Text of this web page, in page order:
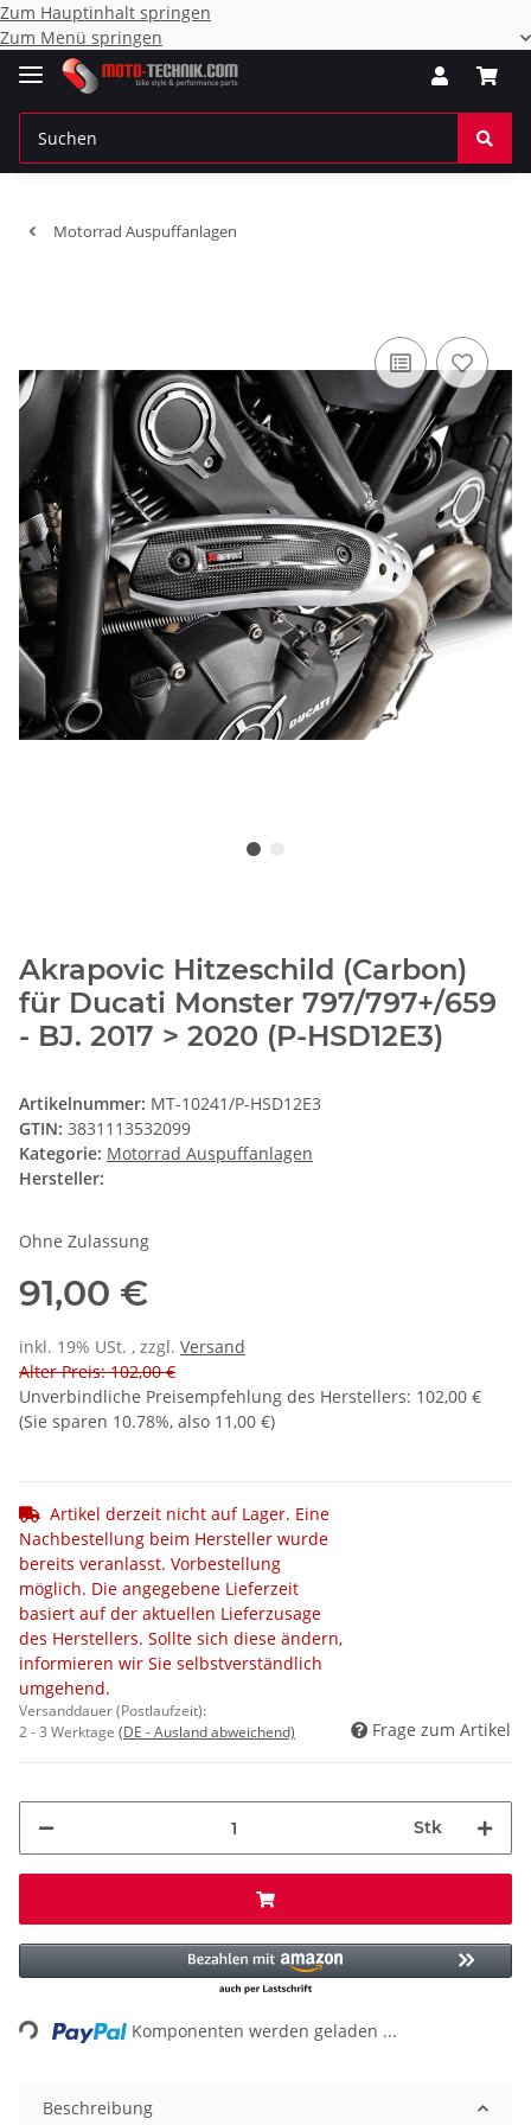
Zum Hauptinhalt springen
Zum Menü springen
Motorrad Auspuffanlagen
Akrapovic Hitzeschild (Carbon)
für Ducati Monster 797/797+/659
- BJ. 2017 > 2020 (P-HSD12E3)
Artikelnummer: MT-10241/P-HSD12E3
GTIN: 3831113532099
Kategorie: Motorrad Auspuffanlagen
Hersteller:
Ohne Zulassung
91,00 €
inkl. 19% USt. , zzgl. Versand
Alter Preis: 102,00 €
Unverbindliche Preisempfehlung des Herstellers: 102,00 €
(Sie sparen 10.78%, also 11,00 €)
Artikel derzeit nicht auf Lager. Eine
Nachbestellung beim Hersteller wurde
bereits veranlasst. Vorbestellung
möglich. Die angegebene Lieferzeit
basiert auf der aktuellen Lieferzusage
des Herstellers. Sollte sich diese ändern,
informieren wir Sie selbstverständlich
umgehend.
Versanddauer (Postlaufzeit):
2 - 3 Werktage (DE - Ausland abweichend) Frage zum Artikel
Stk
Loading... Komponenten werden geladen ...
Beschreibung